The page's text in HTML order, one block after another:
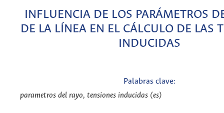
INFLUENCIA DE LOS PARÁMETROS
DE LA LÍNEA EN EL CÁLCULO DE LAS
INDUCIDAS
Palabras clave:
parametros del rayo, tensiones inducidas (es)